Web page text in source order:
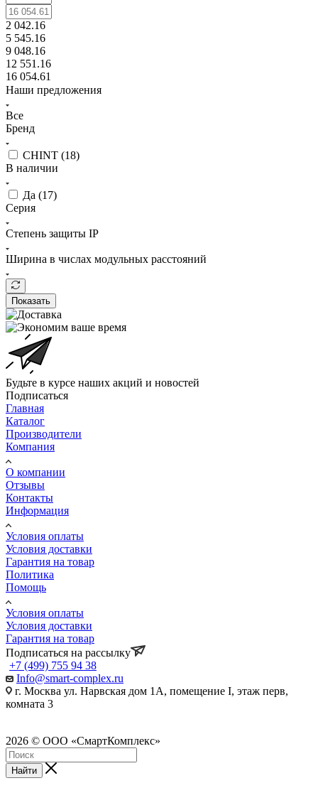
2 042.16
5 545.16
9 048.16
12 551.16
16 054.61
Наши предложения
Все
Бренд
CHINT (18)
В наличии
Да (17)
Серия
Степень защиты IP
Ширина в числах модульных расстояний
Показать
Будьте в курсе наших акций и новостей
Подписаться
Главная
Каталог
Производители
Компания
О компании
Отзывы
Контакты
Информация
Условия оплаты
Условия доставки
Гарантия на товар
Политика
Помощь
Условия оплаты
Условия доставки
Гарантия на товар
Подписаться на рассылку
+7 (499) 755 94 38
Info@smart-complex.ru
г. Москва ул. Нарвская дом 1А, помещение I, этаж перв,
комната 3
2026 © ООО «СмартКомплекс»
Найти